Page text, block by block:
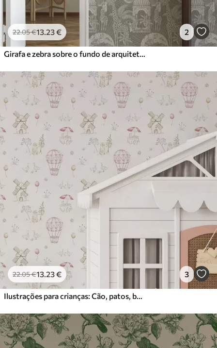
22.05€13.23€ 2
Girafa e zebra sobre o fundo de arquitetura e árvores tropicais
22.05€13.23€ 3
Ilustrações para crianças: Cão, patos, bolas, moinho